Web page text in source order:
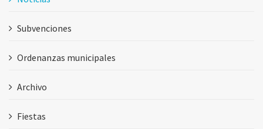
Subvenciones
Ordenanzas municipales
Archivo
Fiestas